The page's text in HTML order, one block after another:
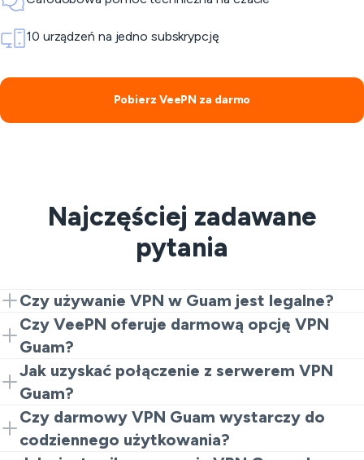
10 urządzeń na jedno subskrypcję
Pobierz VeePN za darmo
Najczęściej zadawane
pytania
Czy używanie VPN w Guam jest legalne?
Tak. Używanie połączenia VPN Guam dla prywatności i
bezpieczeństwa jest zazwyczaj dozwolone.
Wystarczy przestrzegać lokalnych przepisów i używać
go odpowiedzialnie.
Czy VeePN oferuje darmową opcję VPN
Guam?
Tak. Możesz zacząć z darmowym VPN Guam przez
rozszerzenie przeglądarki i zaktualizować później, jeśli
Jak uzyskać połączenie z serwerem VPN
Guam?
Zainstaluj VeePN, wybierz serwer VPN Guam i połącz
się. Strony internetowe będą widziały adres IP Guam
zamiast prawdziwego.
Czy darmowy VPN Guam wystarczy do
codziennego użytkowania?